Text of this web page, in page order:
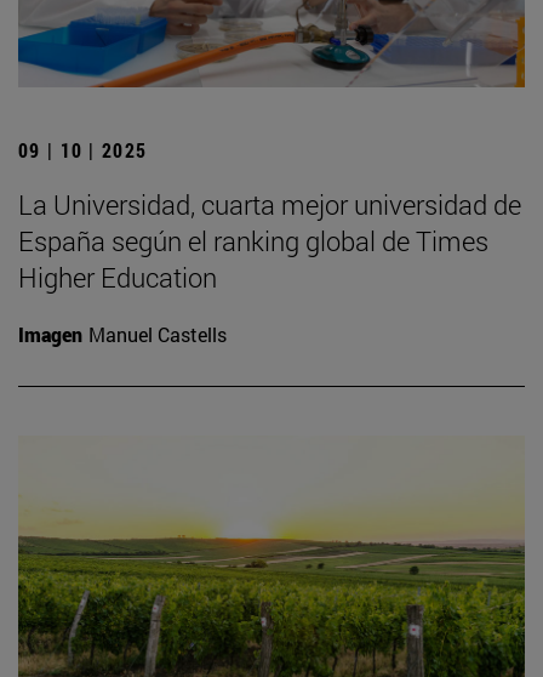
09 | 10 | 2025
La Universidad, cuarta mejor universidad de
España según el ranking global de Times
Higher Education
Imagen Manuel Castells